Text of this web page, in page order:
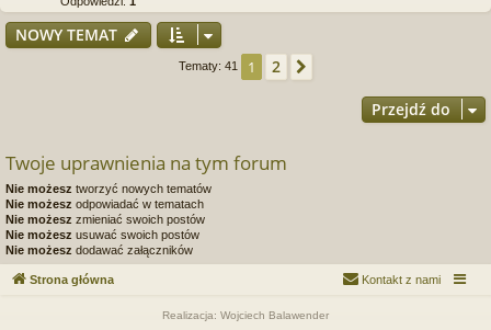
NOWY TEMAT
Tematy: 41 1 2
Przejdź do
Twoje uprawnienia na tym forum
Nie możesz tworzyć nowych tematów
Nie możesz odpowiadać w tematach
Nie możesz zmieniać swoich postów
Nie możesz usuwać swoich postów
Nie możesz dodawać załączników
Strona główna Kontakt z nami
Realizacja: Wojciech Balawender